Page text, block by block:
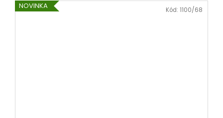
NOVINKA Kód: 1100/68